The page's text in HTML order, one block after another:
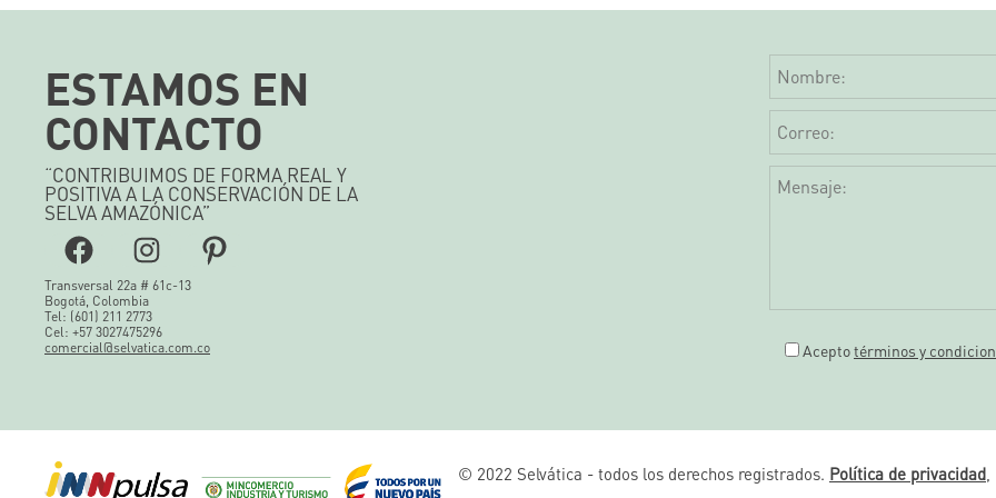
ESTAMOS EN
CONTACTO
“CONTRIBUIMOS DE FORMA REAL Y
POSITIVA A LA CONSERVACIÓN DE LA
SELVA AMAZÓNICA”
Facebook
Instagram
Pinterest
Transversal 22a # 61c-13
Bogotá, Colombia
Tel: (601) 211 2773
Cel: +57 3027475296
comercial@selvatica.com.co
Aceptotérminos y
© 2022 Selvática - todos los derechos registrados. Política de privacidad